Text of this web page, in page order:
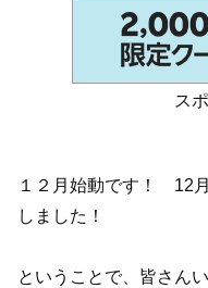
ス
１２月始動です！ 12
しました！
ということで、皆さん